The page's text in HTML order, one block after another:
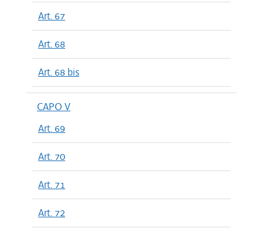
Art. 67
Art. 68
Art. 68 bis
CAPO V
Art. 69
Art. 70
Art. 71
Art. 72